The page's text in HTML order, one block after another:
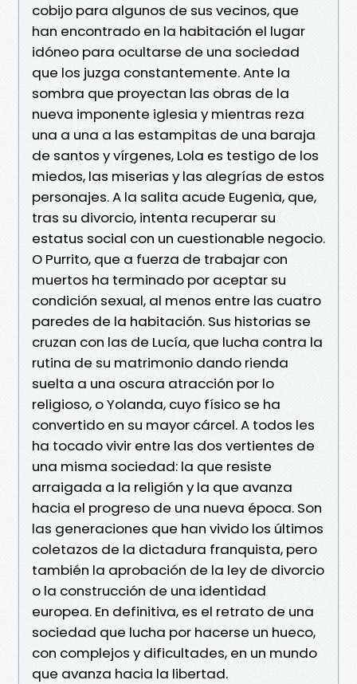
cobijo para algunos de sus vecinos, que
han encontrado en la habitación el lugar
idóneo para ocultarse de una sociedad
que los juzga constantemente. Ante la
sombra que proyectan las obras de la
nueva imponente iglesia y mientras reza
una a una a las estampitas de una baraja
de santos y vírgenes, Lola es testigo de los
miedos, las miserias y las alegrías de estos
personajes. A la salita acude Eugenia, que,
tras su divorcio, intenta recuperar su
estatus social con un cuestionable negocio.
O Purrito, que a fuerza de trabajar con
muertos ha terminado por aceptar su
condición sexual, al menos entre las cuatro
paredes de la habitación. Sus historias se
cruzan con las de Lucía, que lucha contra la
rutina de su matrimonio dando rienda
suelta a una oscura atracción por lo
religioso, o Yolanda, cuyo físico se ha
convertido en su mayor cárcel. A todos les
ha tocado vivir entre las dos vertientes de
una misma sociedad: la que resiste
arraigada a la religión y la que avanza
hacia el progreso de una nueva época. Son
las generaciones que han vivido los últimos
coletazos de la dictadura franquista, pero
también la aprobación de la ley de divorcio
o la construcción de una identidad
europea. En definitiva, es el retrato de una
sociedad que lucha por hacerse un hueco,
con complejos y dificultades, en un mundo
que avanza hacia la libertad.